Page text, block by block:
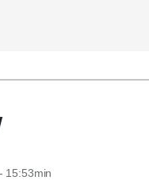
15:53min